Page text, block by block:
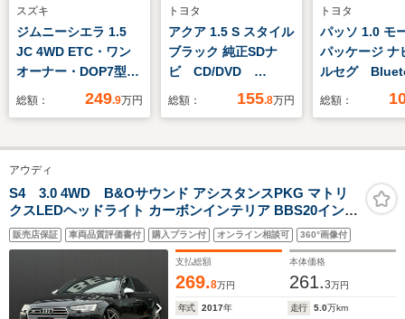
スズキ
ジムニーシエラ 1.5
JC 4WD ETC・ワン
オーナー・DOP7型メ
モリーナビゲーショ
ー・ナビ連動ドライブ
レコーダー・衝突被害
軽減ブレーキ・ダウン
ヒルアシストコントロ
ール・ヘッドランプウ
ォッシャー
総額： 249.9万円
トヨタ
アクア 1.5 S スタイル
ブラック 純正SDナ
ビ CD/DVD
Bluetooth接続 フル
ブレコーダー TVキ
ングスイッチ サイド
バイザー オートライ
ト スマートキー
総額： 155.8万円
トヨタ
パッソ 1.0 モ
パッケージ
ルセグ
バックカメ
インETC 前
グセンサー
ドライト オ
ト プッシュ
ト スマート
総額：
アウディ
S4 3.0 4WD B&Oサウンド アシスタンスPKG マトリ
クスLEDヘッドライト カーボンインテリア BBS20インチ
AW ACC サイドアシスト LKA MMIナビ バックカメラ
DTV パークエイド バーチャルCP ハーフレザー PWシー
販売店保証 車両品質評価書付 購入プラン付 オンライン相談可 360°画像付
支払総額
269.8万円
本体価格
261.3万円
年式 2017年 走行 5.0万km